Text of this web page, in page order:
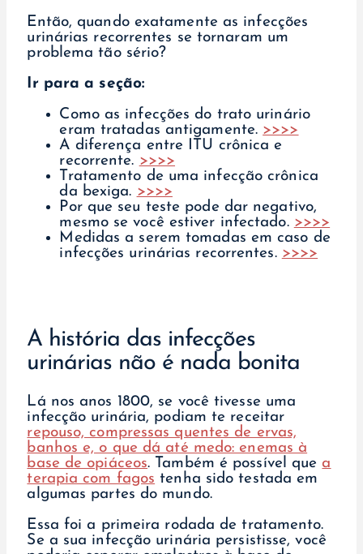
Então, quando exatamente as infecções
urinárias recorrentes se tornaram um
problema tão sério?
Ir para a seção:
Como as infecções do trato urinário
eram tratadas antigamente. >>>>
A diferença entre ITU crônica e
recorrente. >>>>
Tratamento de uma infecção crônica
da bexiga. >>>>
Por que seu teste pode dar negativo,
mesmo se você estiver infectado. >>>>
Medidas a serem tomadas em caso de
infecções urinárias recorrentes. >>>>
A história das infecções
urinárias não é nada bonita
Lá nos anos 1800, se você tivesse uma
infecção urinária, podiam te receitar
repouso, compressas quentes de ervas,
banhos e, o que dá até medo: enemas à
base de opiáceos. Também é possível que a
terapia com fagos tenha sido testada em
algumas partes do mundo.
Essa foi a primeira rodada de tratamento.
Se a sua infecção urinária persistisse, você